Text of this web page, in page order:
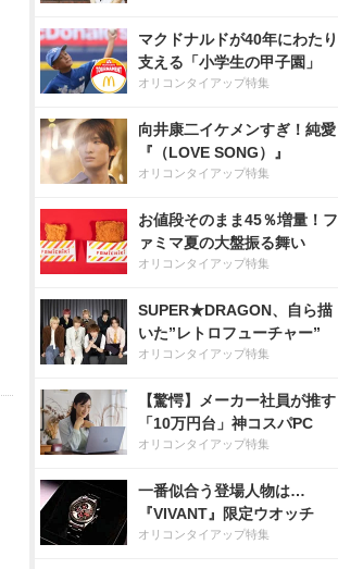
マクドナルドが40年にわたり
支える「小学生の甲子園」
オリコンタイアップ特集
向井康二イケメンすぎ！純愛
『（LOVE SONG）』
オリコンタイアップ特集
お値段そのまま45％増量！フ
ァミマ夏の大盤振る舞い
オリコンタイアップ特集
SUPER★DRAGON、自ら描
いた”レトロフューチャー”
オリコンタイアップ特集
【驚愕】メーカー社員が推す
「10万円台」神コスパPC
オリコンタイアップ特集
一番似合う登場人物は…
『VIVANT』限定ウオッチ
オリコンタイアップ特集